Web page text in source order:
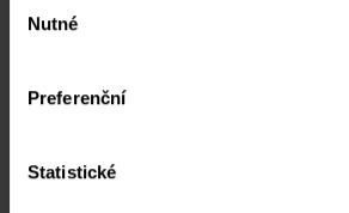
a souhlasíte s tím, že sdílíme vaše
stranami, například s našimi
zpracovávány ve Spojených státech
souhlasu
Nutné
Preferenční
Statistické
Nic v tomto sdělení neobsahuje
nástroje. Všechny poskytnuté
z renomovaných zdrojů a jakékoliv
ukazatelem budoucí výkonnosti.